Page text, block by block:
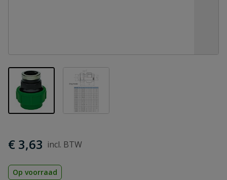
View larger imageView larger image
€ 3,63
Op voorraad